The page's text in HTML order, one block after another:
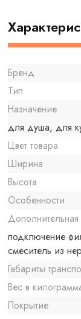
Бренд
Тип
Назначение
для душа, для
Цвет товара
Ширина
Высота
Особенности
подключение
смеситель из
Габариты
Вес в
Покрытие